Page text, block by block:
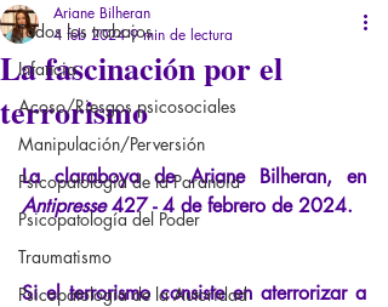
Todos los trabajos
Infancia
Acoso/Riesgos psicosociales
Manipulación/Perversión
Psicopatología de la Paranoia
Psicopatología del Poder
Traumatismo
Psicopatología de la Autoridad
La fascinación por el
terrorismo
Ariane Bilheran
4 feb 2024 9 min de lectura
La claraboya de Ariane Bilheran, en
Antipresse 427 - 4 de febrero de 2024.
Si el terrorismo consiste en aterrorizar a